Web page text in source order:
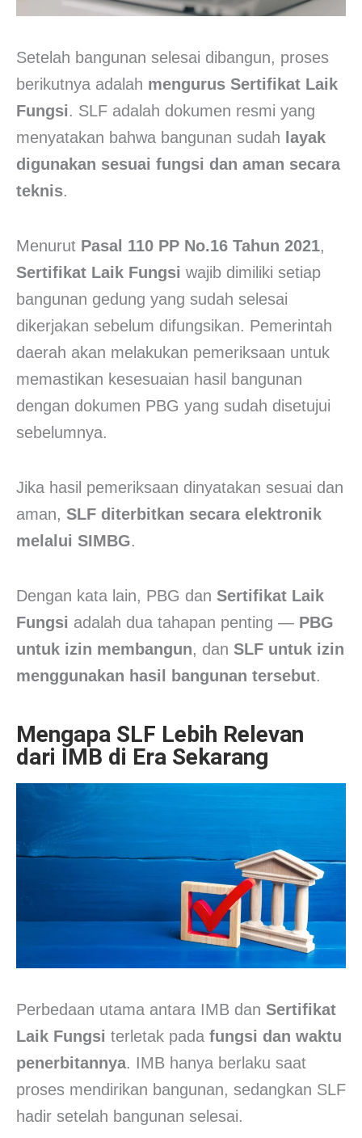
Setelah bangunan selesai dibangun, proses
berikutnya adalah mengurus Sertifikat Laik
Fungsi. SLF adalah dokumen resmi yang
menyatakan bahwa bangunan sudah layak
digunakan sesuai fungsi dan aman secara
teknis.
Menurut Pasal 110 PP No.16 Tahun 2021,
Sertifikat Laik Fungsi wajib dimiliki setiap
bangunan gedung yang sudah selesai
dikerjakan sebelum difungsikan. Pemerintah
daerah akan melakukan pemeriksaan untuk
memastikan kesesuaian hasil bangunan
dengan dokumen PBG yang sudah disetujui
sebelumnya.
Jika hasil pemeriksaan dinyatakan sesuai dan
aman, SLF diterbitkan secara elektronik
melalui SIMBG.
Dengan kata lain, PBG dan Sertifikat Laik
Fungsi adalah dua tahapan penting — PBG
untuk izin membangun, dan SLF untuk izin
menggunakan hasil bangunan tersebut.
Mengapa SLF Lebih Relevan
dari IMB di Era Sekarang
Perbedaan utama antara IMB dan Sertifikat
Laik Fungsi terletak pada fungsi dan waktu
penerbitannya. IMB hanya berlaku saat
proses mendirikan bangunan, sedangkan SLF
hadir setelah bangunan selesai.